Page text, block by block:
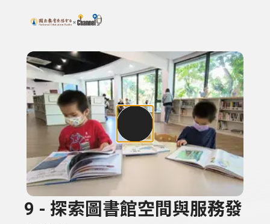
上方功能區塊
搜尋關鍵字：可輸入節目名稱、主持人或關鍵字
9 - 探索圖書館空間與服務發